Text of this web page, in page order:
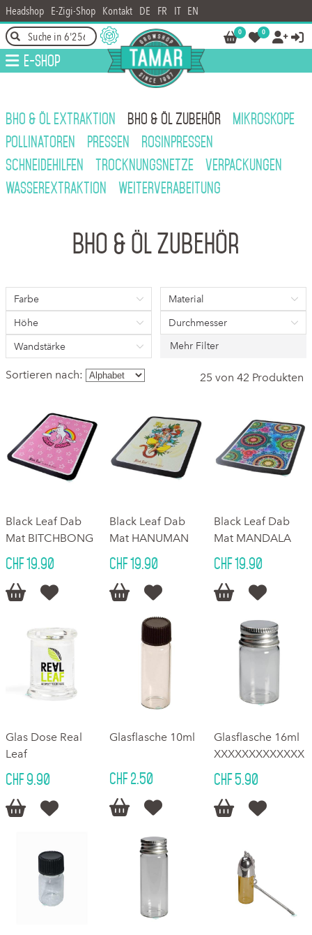
Headshop E-Zigi-Shop Kontakt DE FR IT EN
0 0  
E-Shop
BHO & ÖL EXTRAKTION BHO & ÖL ZUBEHÖR
MIKROSKOPE
POLLINATOREN
PRESSEN
ROSINPRESSEN
SCHNEIDEHILFEN
TROCKNUNGSNETZE
VERPACKUNGEN
WASSEREXTRAKTION
WEITERVERABEITUNG
BHO & Öl Zubehör
Farbe
Material
Höhe
Durchmesser
Wandstärke
Mehr Filter
Sortieren nach: 25 von 42 Produkten
Black Leaf Dab
Mat BITCHBONG
CHF 19.90
 
Black Leaf Dab
Mat HANUMAN
CHF 19.90
 
Black Leaf Dab
Mat MANDALA
CHF 19.90
 
Glas Dose Real
Leaf
CHF 9.90
 
Glasflasche 10ml
CHF 2.50
 
Glasflasche 16ml
XXXXXXXXXXXXX
CHF 5.90
 